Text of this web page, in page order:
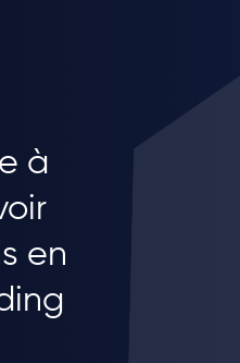
à
en